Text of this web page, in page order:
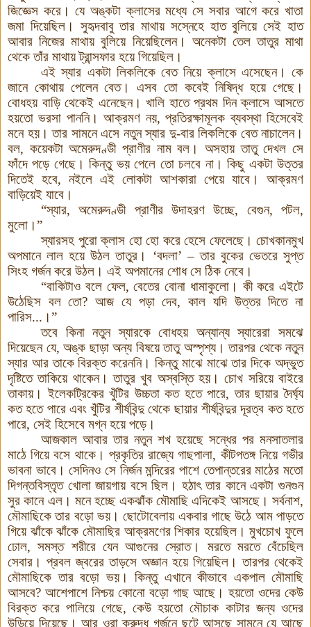
জিজ্ঞেস করে। যে অঙ্কটা ক্লাসের মধ্যে সে সবার আগে করে খাতা
জমা দিয়েছিল। সুহৃদবাবু তার মাথায় সস্নেহে হাত বুলিয়ে সেই হাত
আবার নিজের মাথায় বুলিয়ে নিয়েছিলেন। অনেকটা তেল তাতুর মাথা
থেকে তাঁর মাথায় ট্রান্সফার হয়ে গিয়েছিল।
এই স্যার একটা লিকলিকে বেত নিয়ে ক্লাসে এসেছেন। কে
জানে কোথায় পেলেন বেত। এসব তো কবেই নিষিদ্ধ হয়ে গেছে।
বোধহয় বাড়ি থেকেই এনেছেন। খালি হাতে প্রথম দিন ক্লাসে আসতে
হয়তো ভরসা পাননি। আক্রমণ নয়, প্রতিরক্ষামূলক ব্যবস্থা হিসেবেই
মনে হয়। তার সামনে এসে নতুন স্যার দু-বার লিকলিকে বেত নাচালেন।
বল, কয়েকটা অমেরুদণ্ডী প্রাণীর নাম বল। অসহায় তাতু দেখল সে
ফাঁদে পড়ে গেছে। কিন্তু ভয় পেলে তো চলবে না। কিছু একটা উত্তর
দিতেই হবে, নইলে এই লোকটা আশকারা পেয়ে যাবে। আক্রমণ
বাড়িয়েই যাবে।
“স্যার, অমেরুদণ্ডী প্রাণীর উদাহরণ উচ্ছে, বেগুন, পটল,
মুলো।”
স্যারসহ পুরো ক্লাস হো হো করে হেসে ফেলেছে। চোখকানমুখ
অপমানে লাল হয়ে উঠল তাতুর। ‘বদলা’ – তার বুকের ভেতরে সুপ্ত
সিংহ গর্জন করে উঠল। এই অপমানের শোধ সে ঠিক নেবে।
“বাকিটাও বলে ফেল, বেতের বোনা ধামাকুলো। কী করে এইটে
উঠেছিস বল তো? আজ যে পড়া দেব, কাল যদি উত্তর দিতে না
পারিস... ।”
তবে কিনা নতুন স্যারকে বোধহয় অন্যান্য স্যারেরা সমঝে
দিয়েছেন যে, অঙ্ক ছাড়া অন্য বিষয়ে তাতু অস্পৃশ্য। তারপর থেকে নতুন
স্যার আর তাকে বিরক্ত করেননি। কিন্তু মাঝে মাঝে তার দিকে অদ্ভুত
দৃষ্টিতে তাকিয়ে থাকেন। তাতুর খুব অস্বস্তি হয়। চোখ সরিয়ে বাইরে
তাকায়। ইলেকট্রিকের খুঁটির উচ্চতা কত হতে পারে, তার ছায়ার দৈর্ঘ্য
কত হতে পারে এবং খুঁটির শীর্ষবিন্দু থেকে ছায়ার শীর্ষবিন্দুর দূরত্ব কত হতে
পারে, সেই হিসেবে মগ্ন হয়ে পড়ে।
আজকাল আবার তার নতুন শখ হয়েছে সন্ধের পর মনসাতলার
মাঠে গিয়ে বসে থাকে। প্রকৃতির রাজ্যে গাছপালা, কীটপতঙ্গ নিয়ে গভীর
ভাবনা ভাবে। সেদিনও সে নির্জন মন্দিরের পাশে তেপান্তরের মাঠের মতো
দিগন্তবিস্তৃত খোলা জায়গায় বসে ছিল। হঠাৎ তার কানে একটা গুনগুন
সুর কানে এল। মনে হচ্ছে একঝাঁক মৌমাছি এদিকেই আসছে। সর্বনাশ,
মৌমাছিকে তার বড়ো ভয়। ছোটোবেলায় একবার গাছে উঠে আম পাড়তে
গিয়ে ঝাঁকে ঝাঁকে মৌমাছির আক্রমণের শিকার হয়েছিল। মুখচোখ ফুলে
ঢোল, সমস্ত শরীরে যেন আগুনের স্রোত। মরতে মরতে বেঁচেছিল
সেবার। প্রবল জ্বরের তাড়সে অজ্ঞান হয়ে গিয়েছিল। তারপর থেকেই
মৌমাছিকে তার বড়ো ভয়। কিন্তু এখানে কীভাবে একপাল মৌমাছি
আসবে? আশেপাশে নিশ্চয় কোনো বড়ো গাছ আছে। হয়তো ওদের কেউ
বিরক্ত করে পালিয়ে গেছে, কেউ হয়তো মৌচাক কাটার জন্য ওদের
উড়িয়ে দিয়েছে। আর ওরা ক্রুদ্ধ গর্জনে ছুটে আসছে সামনে যে আছে